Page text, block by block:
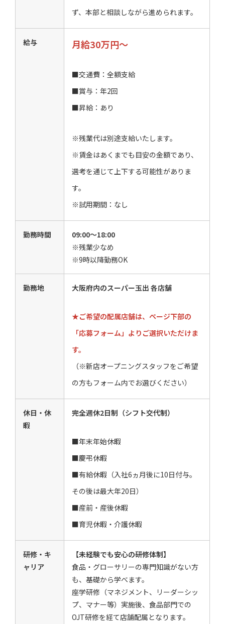
ず、本部と相談しながら進められます。
給与 月給30万円～
■交通費：全額支給
■賞与：年2回
■昇給：あり
※残業代は別途支給いたします。
※賃金はあくまでも目安の金額であり、
選考を通じて上下する可能性がありま
す。
※試用期間：なし
勤務時間
09:00～18:00
※残業少なめ
※9時以降勤務OK
勤務地 大阪府内のスーパー玉出 各店舗
★ご希望の配属店舗は、ページ下部の
「応募フォーム」よりご選択いただけま
す。
（※新店オープニングスタッフをご希望
の方もフォーム内でお選びください）
休日・休
暇
完全週休2日制（シフト交代制）
■年末年始休暇
■慶弔休暇
■有給休暇（入社6ヵ月後に10日付与。
その後は最大年20日）
■産前・産後休暇
■育児休暇・介護休暇
研修・キ
ャリア
【未経験でも安心の研修体制】
食品・グローサリーの専門知識がない方
も、基礎から学べます。
座学研修（マネジメント、リーダーシッ
プ、マナー等）実施後、食品部門での
OJT研修を経て店舗配属となります。